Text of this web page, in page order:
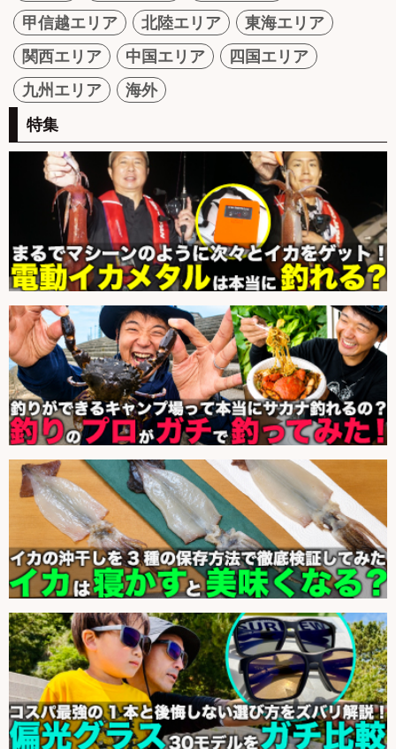
甲信越エリア
北陸エリア
東海エリア
関西エリア
中国エリア
四国エリア
九州エリア
海外
特集